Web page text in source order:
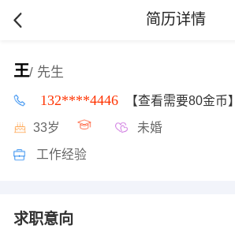
简历详情
王/ 先生
132****4446 【查看需要80金币】
33岁 未婚
工作经验
求职意向